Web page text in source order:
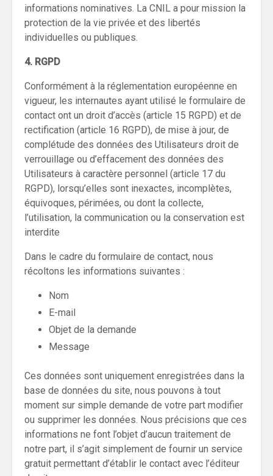
informations nominatives. La CNIL a pour mission la
protection de la vie privée et des libertés
individuelles ou publiques.
4. RGPD
Conformément à la réglementation européenne en
vigueur, les internautes ayant utilisé le formulaire de
contact ont un droit d’accès (article 15 RGPD) et de
rectification (article 16 RGPD), de mise à jour, de
complétude des données des Utilisateurs droit de
verrouillage ou d’effacement des données des
Utilisateurs à caractère personnel (article 17 du
RGPD), lorsqu’elles sont inexactes, incomplètes,
équivoques, périmées, ou dont la collecte,
l’utilisation, la communication ou la conservation est
interdite
Dans le cadre du formulaire de contact, nous
récoltons les informations suivantes :
Nom
E-mail
Objet de la demande
Message
Ces données sont uniquement enregistrées dans la
base de données du site, nous pouvons à tout
moment sur simple demande de votre part modifier
ou supprimer les données. Nous précisions que ces
informations ne font l’objet d’aucun traitement de
notre part, il s’agit simplement de fournir un service
gratuit permettant d’établir le contact avec l’éditeur